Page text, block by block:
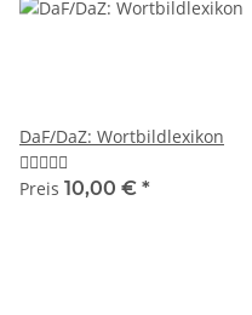
DaF/DaZ: Wortbildlexikon
Preis 10,00 € *